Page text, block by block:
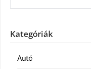
Kategóriák
Autó